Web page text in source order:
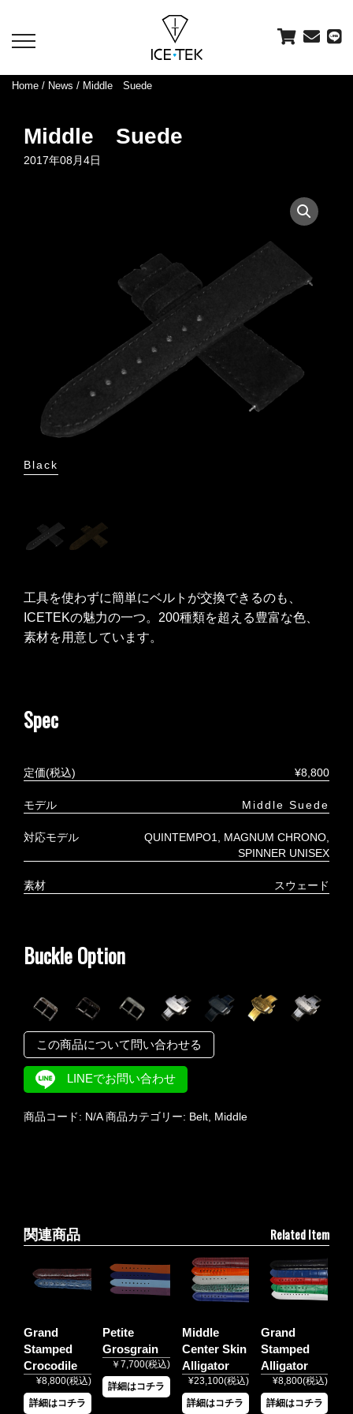
toggle
Home / News / Middle Suede
Middle Suede
2017年08月4日
Black
工具を使わずに簡単にベルトが交換できるのも、
ICETEKの魅力の一つ。200種類を超える豊富な色、
素材を用意しています。
Spec
定価(税込) ¥8,800
モデル Middle Suede
対応モデル QUINTEMPO1
MAGNUM CHRONO
SPINNER UNISEX
素材 スウェード
Buckle Option
この商品について問い合わせる
LINEでお問い合わせ
商品コード: N/A 商品カテゴリー: Belt Middle
関連商品 Related Item
Grand
Stamped
Crocodile
¥8,800(税込)
詳細はコチラ
Petite
Grosgrain
￥7,700(税込)
詳細はコチラ
Middle
Center Skin
Alligator
¥23,100(税込)
詳細はコチラ
Grand
Stamped
Alligator
¥8,800(税込)
詳細はコチラ